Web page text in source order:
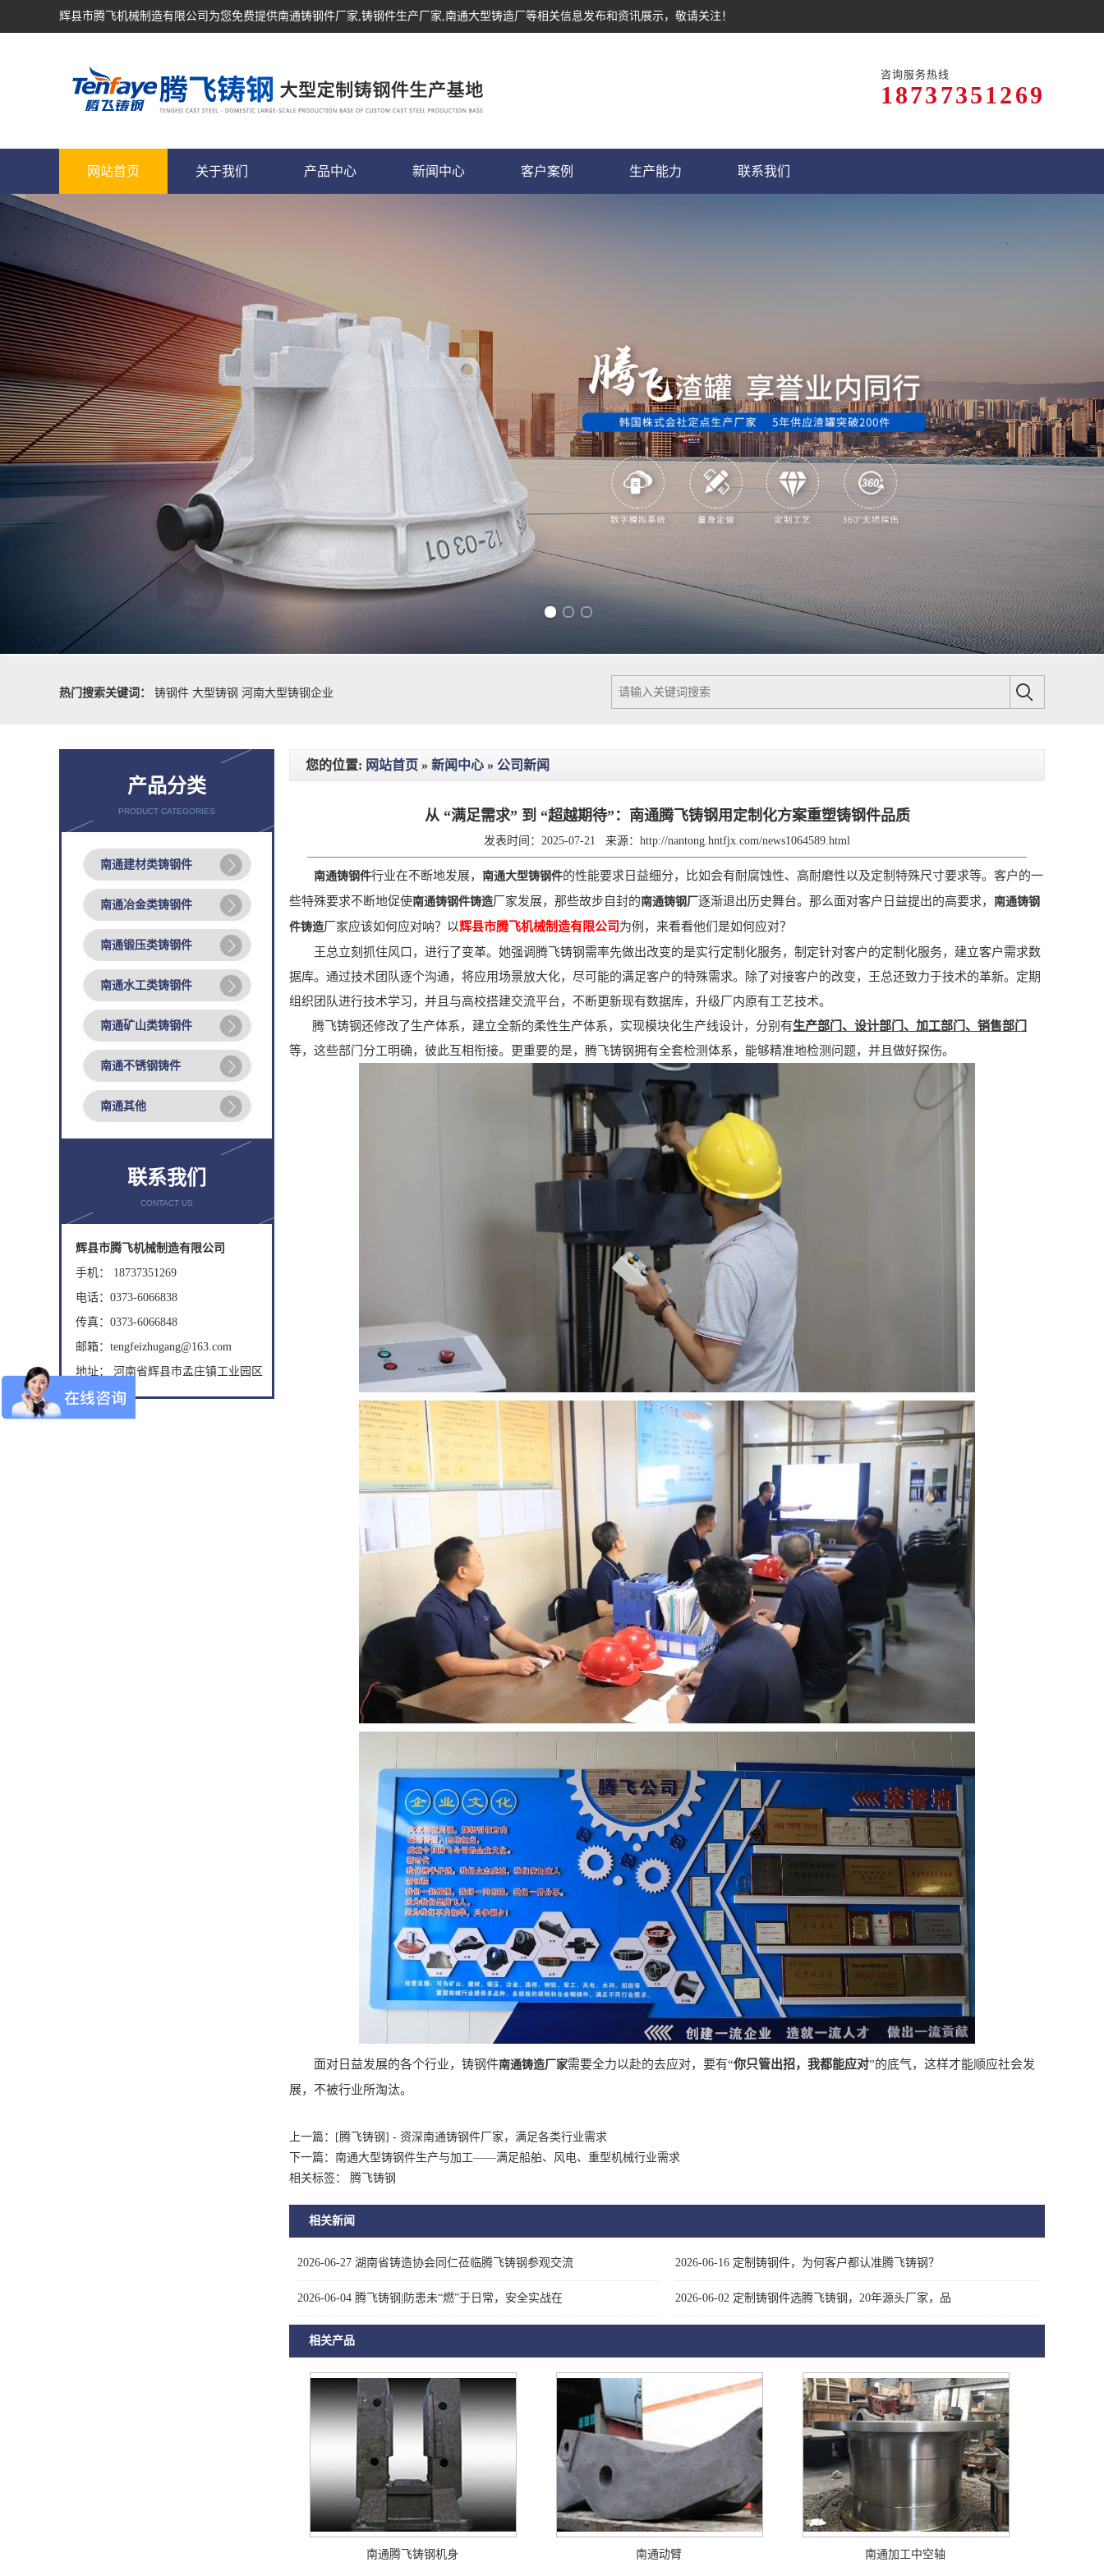
辉县市腾飞机械制造有限公司为您免费提供南通铸钢件厂家,铸钢件生产厂家,南通大型铸造厂等相关信息发布和资讯展示，敬请关注！
咨询服务热线
18737351269
网站首页 关于我们 产品中心 新闻中心 客户案例 生产能力 联系我们
热门搜索关键词：
铸钢件 大型铸钢 河南大型铸钢企业
产品分类
PRODUCT CATEGORIES
南通建材类铸钢件
南通冶金类铸钢件
南通锻压类铸钢件
南通水工类铸钢件
南通矿山类铸钢件
南通不锈钢铸件
南通其他
联系我们
CONTACT US
辉县市腾飞机械制造有限公司
手机： 18737351269
电话：0373-6066838
传真：0373-6066848
邮箱：tengfeizhugang@163.com
地址： 河南省辉县市孟庄镇工业园区
您的位置: 网站首页 » 新闻中心 » 公司新闻
从 “满足需求” 到 “超越期待”：南通腾飞铸钢用定制化方案重塑铸钢件品质
发表时间：2025-07-21 来源： http://nantong.hntfjx.com/news1064589.html
南通铸钢件行业在不断地发展， 南通大型铸钢件的性能要求日益细分，比如会有耐腐蚀性、高耐磨性以及定制特殊尺寸要求等。客户的一
些特殊要求不断地促使南通铸钢件铸造厂家发展，那些故步自封的南通铸钢厂 逐渐退出历史舞台。那么面对客户日益提出的高要求， 南通铸钢
件铸造厂家应该如何应对呐？以辉县市腾飞机械制造有限公司 为例，来看看他们是如何应对？
王总立刻抓住风口，进行了变革。她强调腾飞铸钢需率先做出改变的是实行定制化服务，制定针对客户的定制化服务，建立客户需求数
据库。通过技术团队逐个沟通，将应用场景放大化，尽可能的满足客户的特殊需求。除了对接客户的改变，王总还致力于技术的革新。定期
组织团队进行技术学习，并且与高校搭建交流平台，不断更新现有数据库，升级厂内原有工艺技术。
腾飞铸钢还修改了生产体系，建立全新的柔性生产体系，实现模块化生产线设计，分别有生产部门、设计部门、加工部门、销售部门
等，这些部门分工明确，彼此互相衔接。更重要的是，腾飞铸钢拥有全套检测体系，能够精准地检测问题，并且做好探伤。
面对日益发展的各个行业，铸钢件南通铸造厂家需要全力以赴的去应对，要有“你只管出招，我都能应对”的底气，这样才能顺应社会发
展，不被行业所淘汰。
上一篇：
[腾飞铸钢] - 资深南通铸钢件厂家，满足各类行业需求
下一篇： 南通大型铸钢件生产与加工——满足船舶、风电、重型机械行业需求
相关标签： 腾飞铸钢
相关新闻
2026-06-27 湖南省铸造协会同仁莅临腾飞铸钢参观交流 2026-06-16 定制铸钢件，为何客户都认准腾飞铸钢？
2026-06-04 腾飞铸钢|防患未“燃”于日常，安全实战在 2026-06-02 定制铸钢件选腾飞铸钢，20年源头厂家，品
相关产品
南通腾飞铸钢机身 南通动臂 南通加工中空轴